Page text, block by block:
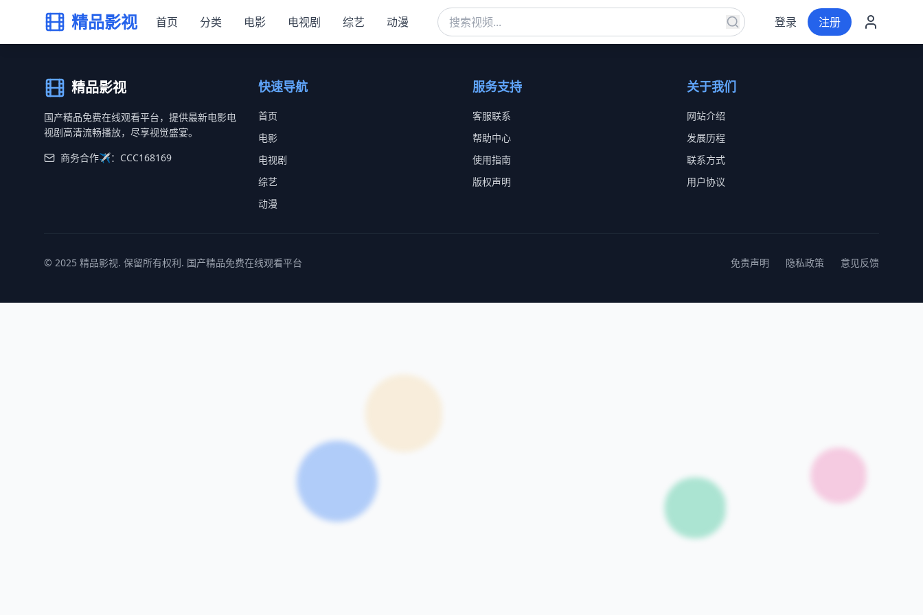
精品影视 首页 分类 电影 电视剧 综艺 动漫 登录 注册
精品影视
国产精品免费在线观看平台，提供最新电影电
视剧高清流畅播放，尽享视觉盛宴。
商务合作✈️：CCC168169
快速导航
首页
电影
电视剧
综艺
动漫
服务支持
客服联系
帮助中心
使用指南
版权声明
关于我们
网站介绍
发展历程
联系方式
用户协议
© 2025 精品影视. 保留所有权利. 国产精品免费在线观看平台 免责声明 隐私政策 意见反馈